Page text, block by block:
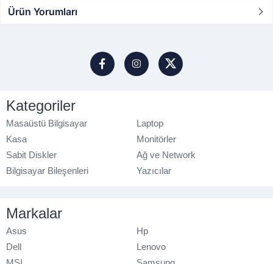
Ürün Yorumları
Kategoriler
Masaüstü Bilgisayar
Laptop
Kasa
Monitörler
Sabit Diskler
Ağ ve Network
Bilgisayar Bileşenleri
Yazıcılar
Markalar
Asus
Hp
Dell
Lenovo